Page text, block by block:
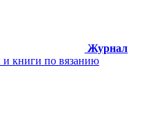
Журнал
книги по вязанию